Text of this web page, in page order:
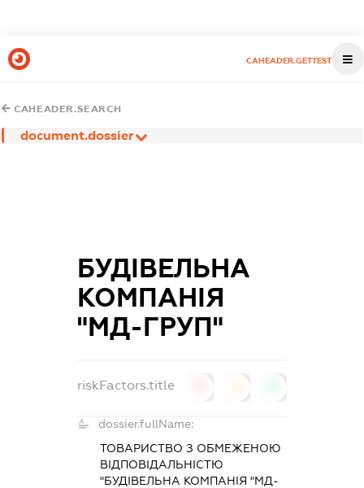
CAHEADER.GETTEST
CAHEADER.SEARCH
document.dossier
БУДІВЕЛЬНА
КОМПАНІЯ
"МД-ГРУП"
riskFactors.title
dossier.fullName:
ТОВАРИСТВО З ОБМЕЖЕНОЮ
ВІДПОВІДАЛЬНІСТЮ
"БУДІВЕЛЬНА КОМПАНІЯ "МД-